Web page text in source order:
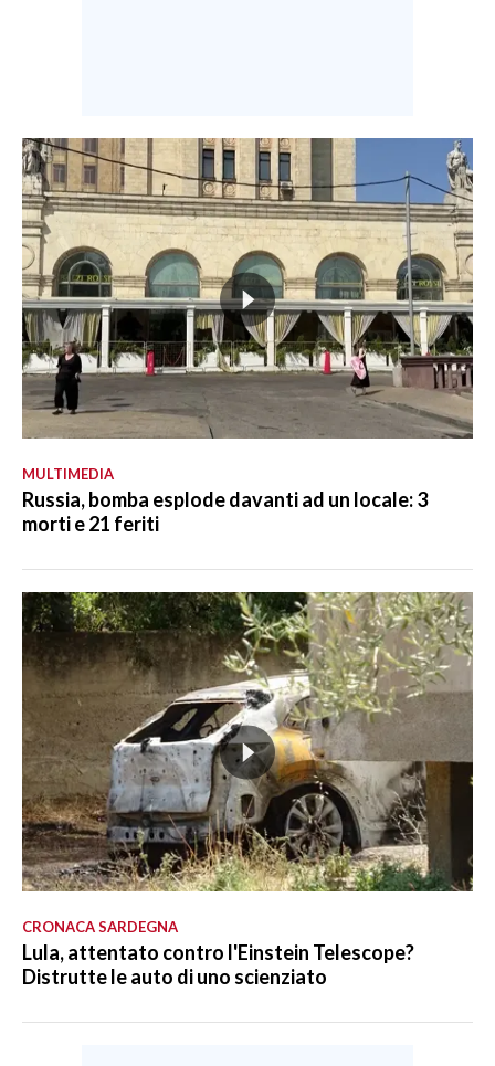
MULTIMEDIA
Russia, bomba esplode davanti ad un locale: 3
morti e 21 feriti
CRONACA SARDEGNA
Lula, attentato contro l'Einstein Telescope?
Distrutte le auto di uno scienziato